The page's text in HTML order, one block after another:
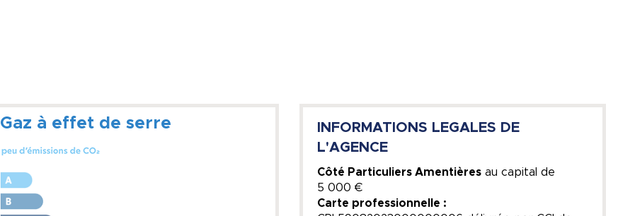
Gaz à effet de serre
INFORMATIONS LEGALES DE
L'AGENCE
Côté Particuliers Amentièresau capital de
5 000 €
Carte professionnelle :